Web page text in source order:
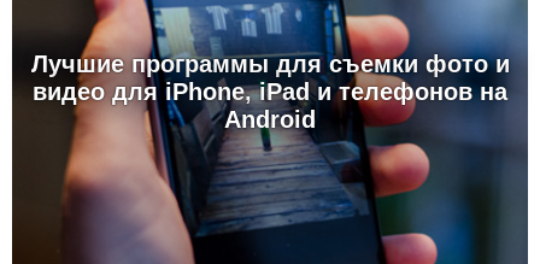
Лучшие программы для съемки фото и
видео для iPhone, iPad и телефонов на
Android